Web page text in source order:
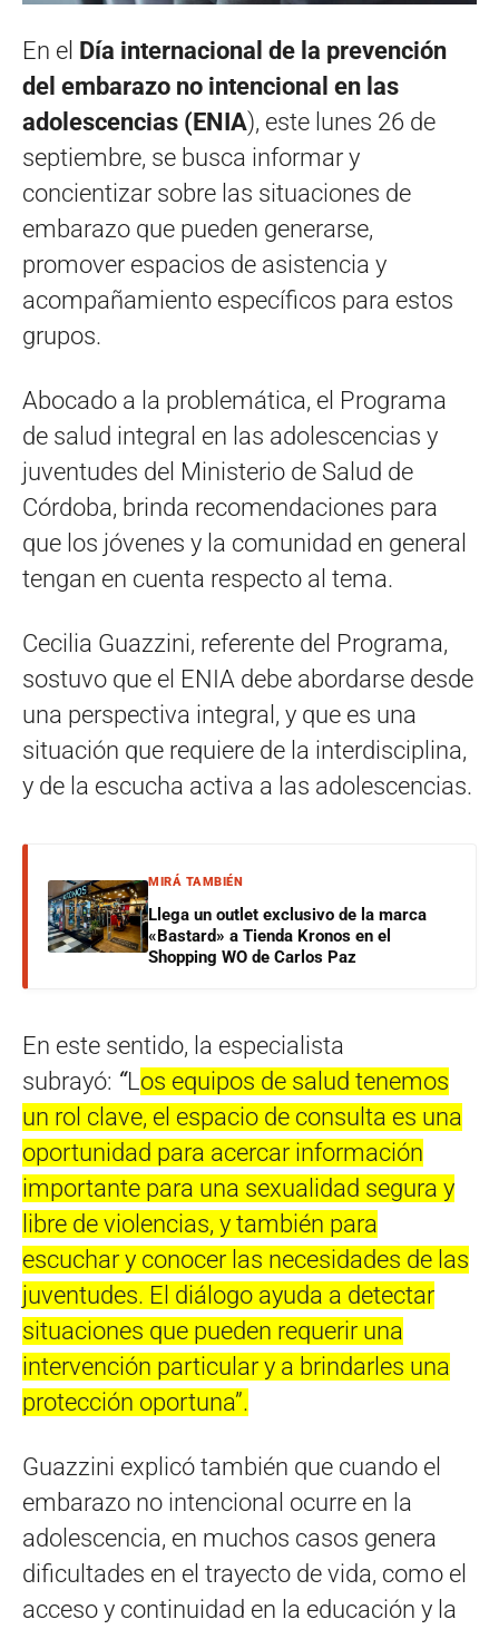
En el Día internacional de la prevención
del embarazo no intencional en las
adolescencias (ENIA), este lunes 26 de
septiembre, se busca informar y
concientizar sobre las situaciones de
embarazo que pueden generarse,
promover espacios de asistencia y
acompañamiento específicos para estos
grupos.
Abocado a la problemática, el Programa
de salud integral en las adolescencias y
juventudes del Ministerio de Salud de
Córdoba, brinda recomendaciones para
que los jóvenes y la comunidad en general
tengan en cuenta respecto al tema.
Cecilia Guazzini, referente del Programa,
sostuvo que el ENIA debe abordarse desde
una perspectiva integral, y que es una
situación que requiere de la interdisciplina,
y de la escucha activa a las adolescencias.
MIRÁ TAMBIÉN
Llega un outlet exclusivo de la marca
«Bastard» a Tienda Kronos en el
Shopping WO de Carlos Paz
En este sentido, la especialista
subrayó: “Los equipos de salud tenemos
un rol clave, el espacio de consulta es una
oportunidad para acercar información
importante para una sexualidad segura y
libre de violencias, y también para
escuchar y conocer las necesidades de las
juventudes. El diálogo ayuda a detectar
situaciones que pueden requerir una
intervención particular y a brindarles una
protección oportuna”.
Guazzini explicó también que cuando el
embarazo no intencional ocurre en la
adolescencia, en muchos casos genera
dificultades en el trayecto de vida, como el
acceso y continuidad en la educación y la